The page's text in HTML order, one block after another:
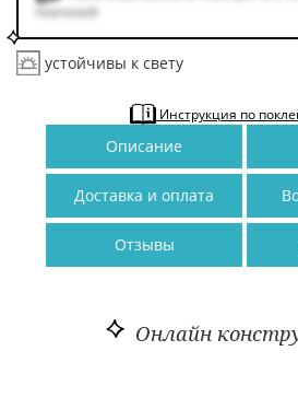
платежей
устойчивы к свету
Инструкция по
Описание
Доставка и оплата
Отзывы
Онлайн